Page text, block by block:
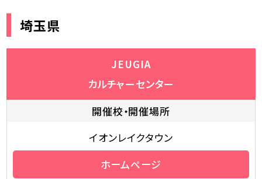
埼玉県
JEUGIA
カルチャーセンター
開催校・開催場所
イオンレイクタウン
ホームページ